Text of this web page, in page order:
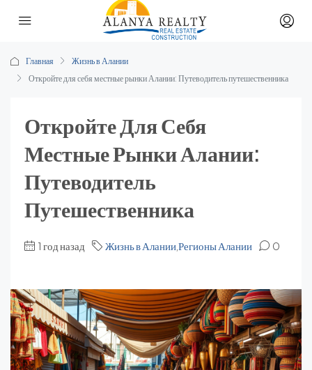
Главная
Жизнь в Алании
Откройте для себя местные рынки Алании: Путеводитель путешественника
Откройте Для Себя
Местные Рынки Алании:
Путеводитель
Путешественника
1 год назад Жизнь в АланииРегионы Алании 0